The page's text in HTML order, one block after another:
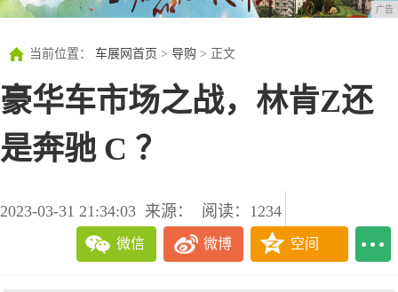
广告
当前位置： 车展网首页 > 导购 > 正文
豪华车市场之战，林肯Z还
是奔驰 C ？
2023-03-31 21:34:03 来源： 阅读：1234
微信 微博 空间